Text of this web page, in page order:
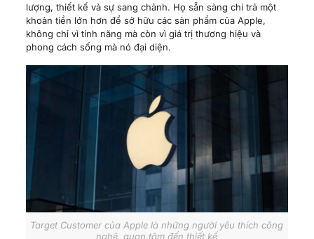
lượng, thiết kế và sự sang chảnh. Họ sẵn sàng chi trả một
khoản tiền lớn hơn để sở hữu các sản phẩm của Apple,
không chỉ vì tính năng mà còn vì giá trị thương hiệu và
phong cách sống mà nó đại diện.
Target Customer của Apple là những người yêu thích công
nghệ, quan tâm đến thiết kế